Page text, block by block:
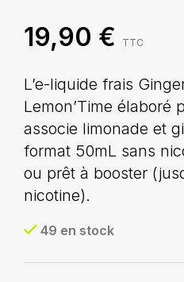
19,90 € TTC
L’e-liquide frais
Lemon’Time élaboré
associe limonade et
format 50mL sans
ou prêt à booster
nicotine).
49 en stock